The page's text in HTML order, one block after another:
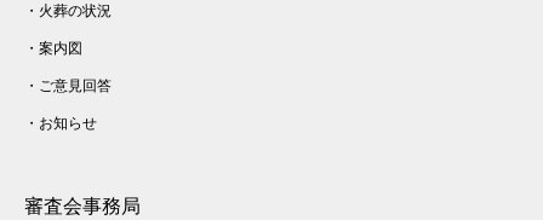
・ 火葬の状況
・ 案内図
・ ご意見回答
・ お知らせ
審査会事務局